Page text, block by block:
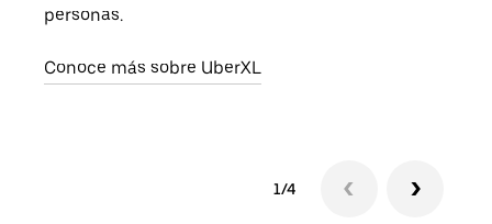
personas.
Conoce más sobre UberXL
1/4